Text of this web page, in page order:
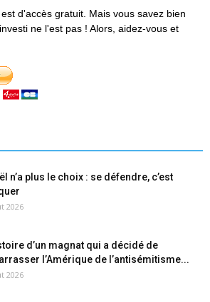
d'accès gratuit. Mais vous savez bien
ne l'est pas ! Alors, aidez-vous et
n’a plus le choix : se défendre, c’est
2026
d’un magnat qui a décidé de
l’Amérique de l’antisémitisme...
2026